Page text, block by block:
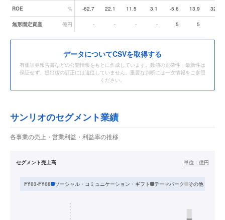
ROE % -62.7 22.1 11.5 3.1 -5.6 13.9 32.2
無形固定資産 億円 - - - - 5 5
データについてCSVを取得する
有価証券報告書などの公開情報をもとに作成しています。数値の正確性・最新性は
保証せず、提出後の訂正には追従していません。重要な判断には一次情報をご参照
ください。
サンリオのセグメント業績
各事業の売上・営業利益・利益率の推移
セグメント売上高 単位： 億円
FY03-FY08 ソーシャル・コミュニケーション・ギフト テーマパーク その他